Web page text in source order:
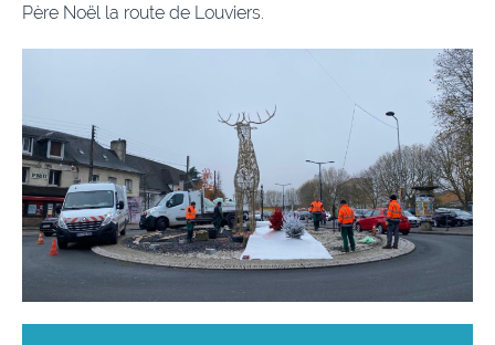
Père Noël la route de Louviers.